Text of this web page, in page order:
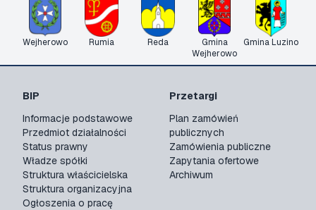
Wejherowo Rumia Reda
Gmina
Wejherowo
Gmina Luzino
BIP
Informacje podstawowe
Przedmiot działalności
Status prawny
Władze spółki
Struktura właścicielska
Struktura organizacyjna
Ogłoszenia o pracę
Przetargi
Plan zamówień
publicznych
Zamówienia publiczne
Zapytania ofertowe
Archiwum